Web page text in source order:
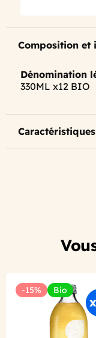
Composition et
Dénomination
330ML x12 BIO
Caractéristiques
-15% Bio